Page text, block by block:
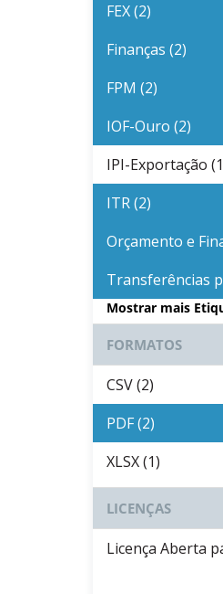
FEX (2)
Finanças (2)
FPM (2)
IOF-Ouro (2)
IPI-Exportação
ITR (2)
Orçamento e
Transferências
Mostrar mais
FORMATOS
CSV (2)
PDF (2)
XLSX (1)
LICENÇAS
Licença Aberta